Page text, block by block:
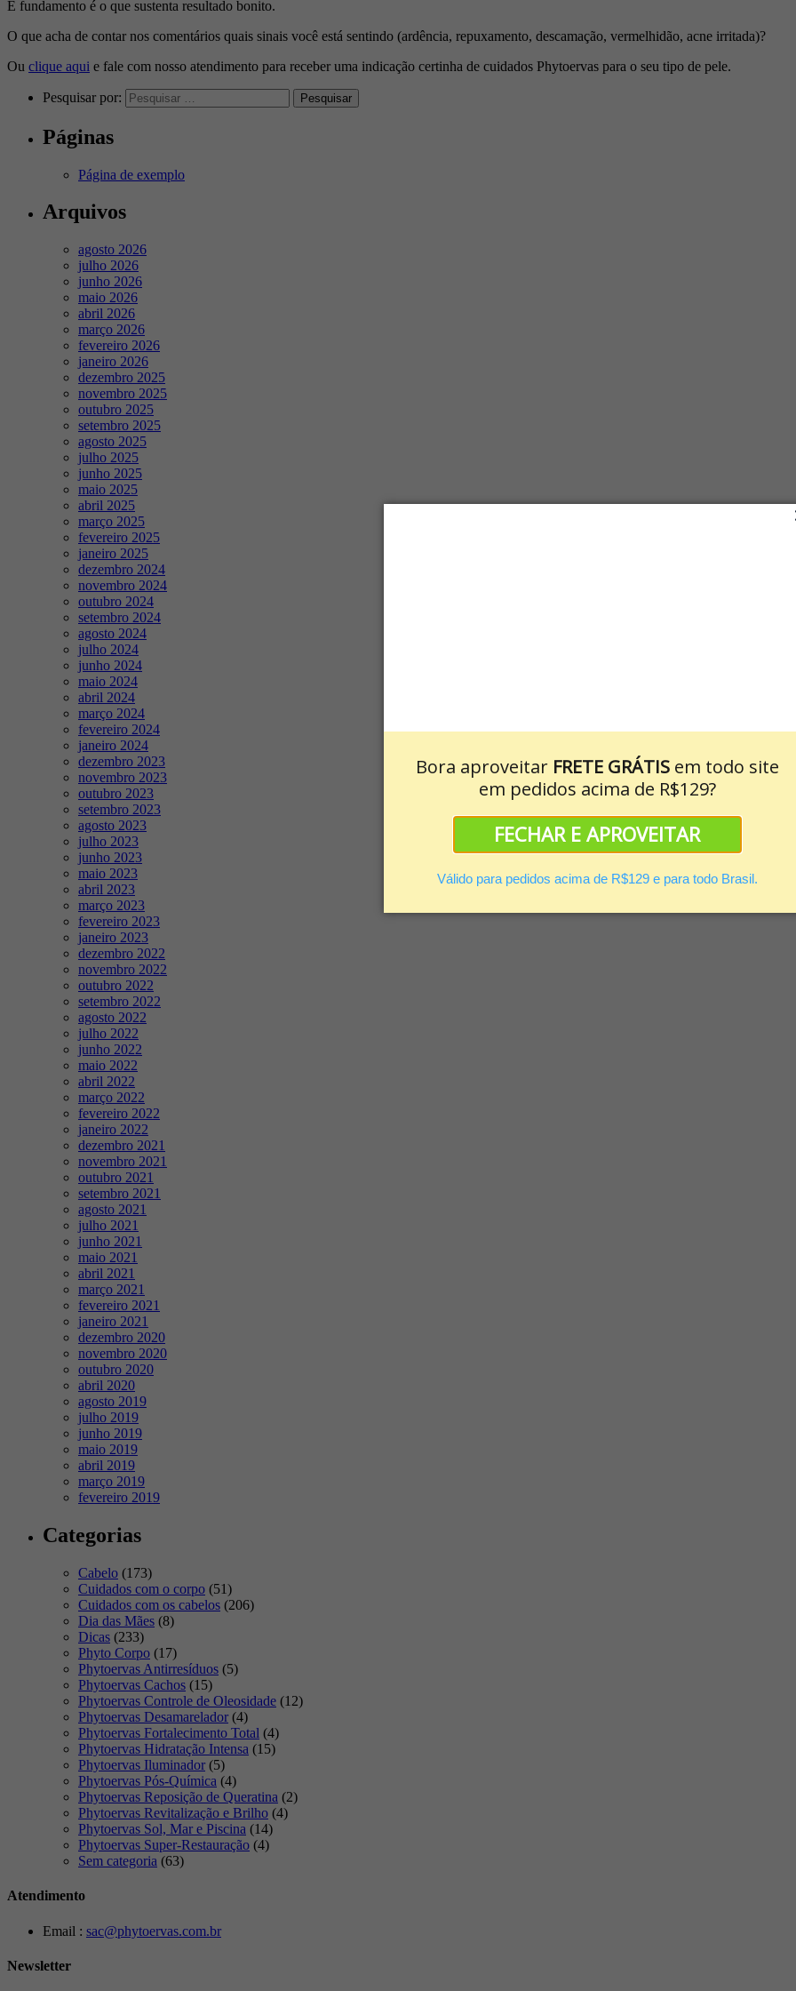
Bora aproveitar FRETE GRÁTISem todo site
em pedidos acima de R$129?
FECHAR E APROVEITAR
Válido para pedidos acima de R$129 e para todo Brasil.
E fundamento é o que sustenta resultado bonito.
O que acha de contar nos comentários quais sinais você está sentindo (ardência, repuxamento, descamação, vermelhidão, acne irritada)?
Ou clique aqui e fale com nosso atendimento para receber uma indicação certinha de cuidados Phytoervas para o seu tipo de pele.
Pesquisar por:
Páginas
Página de exemplo
Arquivos
agosto 2026
julho 2026
junho 2026
maio 2026
abril 2026
março 2026
fevereiro 2026
janeiro 2026
dezembro 2025
novembro 2025
outubro 2025
setembro 2025
agosto 2025
julho 2025
junho 2025
maio 2025
abril 2025
março 2025
fevereiro 2025
janeiro 2025
dezembro 2024
novembro 2024
outubro 2024
setembro 2024
agosto 2024
julho 2024
junho 2024
maio 2024
abril 2024
março 2024
fevereiro 2024
janeiro 2024
dezembro 2023
novembro 2023
outubro 2023
setembro 2023
agosto 2023
julho 2023
junho 2023
maio 2023
abril 2023
março 2023
fevereiro 2023
janeiro 2023
dezembro 2022
novembro 2022
outubro 2022
setembro 2022
agosto 2022
julho 2022
junho 2022
maio 2022
abril 2022
março 2022
fevereiro 2022
janeiro 2022
dezembro 2021
novembro 2021
outubro 2021
setembro 2021
agosto 2021
julho 2021
junho 2021
maio 2021
abril 2021
março 2021
fevereiro 2021
janeiro 2021
dezembro 2020
novembro 2020
outubro 2020
abril 2020
agosto 2019
julho 2019
junho 2019
maio 2019
abril 2019
março 2019
fevereiro 2019
Categorias
Cabelo (173)
Cuidados com o corpo (51)
Cuidados com os cabelos (206)
Dia das Mães (8)
Dicas (233)
Phyto Corpo (17)
Phytoervas Antirresíduos (5)
Phytoervas Cachos (15)
Phytoervas Controle de Oleosidade (12)
Phytoervas Desamarelador (4)
Phytoervas Fortalecimento Total (4)
Phytoervas Hidratação Intensa (15)
Phytoervas Iluminador (5)
Phytoervas Pós-Química (4)
Phytoervas Reposição de Queratina (2)
Phytoervas Revitalização e Brilho (4)
Phytoervas Sol, Mar e Piscina (14)
Phytoervas Super-Restauração (4)
Sem categoria (63)
Atendimento
Email : sac@phytoervas.com.br
Newsletter